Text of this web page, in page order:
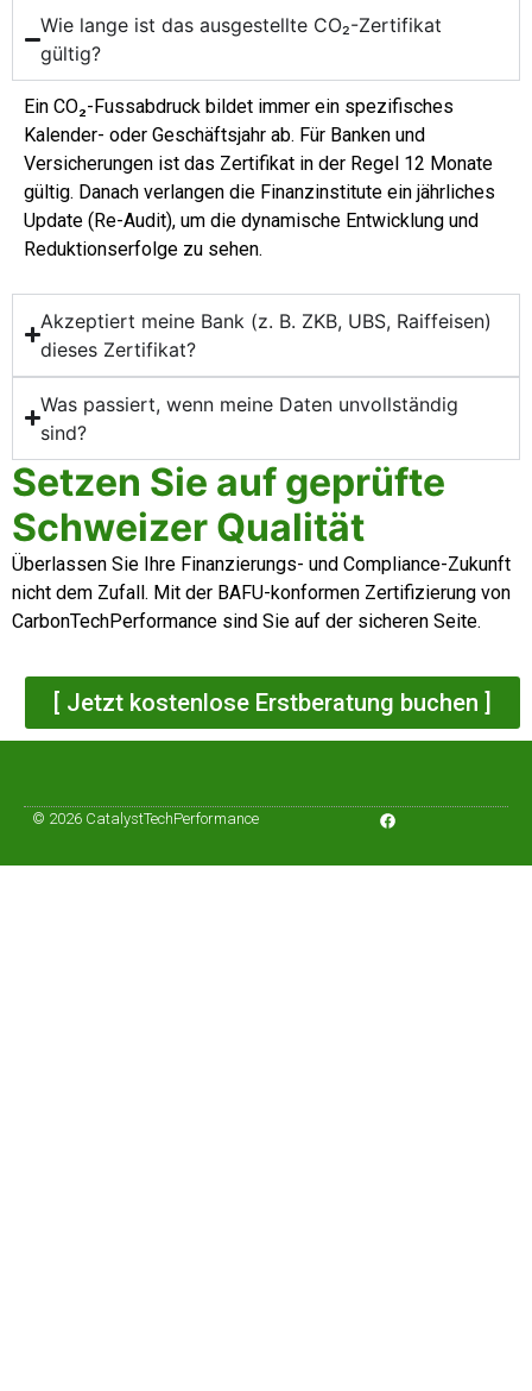
Wie lange ist das ausgestellte CO₂-Zertifikat
gültig?
Ein CO₂-Fussabdruck bildet immer ein spezifisches
Kalender- oder Geschäftsjahr ab. Für Banken und
Versicherungen ist das Zertifikat in der Regel 12 Monate
gültig. Danach verlangen die Finanzinstitute ein jährliches
Update (Re-Audit), um die dynamische Entwicklung und
Reduktionserfolge zu sehen.
Akzeptiert meine Bank (z. B. ZKB, UBS, Raiffeisen)
dieses Zertifikat?
Was passiert, wenn meine Daten unvollständig
sind?
Setzen Sie auf geprüfte
Schweizer Qualität
Überlassen Sie Ihre Finanzierungs- und Compliance-Zukunft
nicht dem Zufall. Mit der BAFU-konformen Zertifizierung von
CarbonTechPerformance sind Sie auf der sicheren Seite.
[ Jetzt kostenlose Erstberatung buchen ]
© 2026 CatalystTechPerformance